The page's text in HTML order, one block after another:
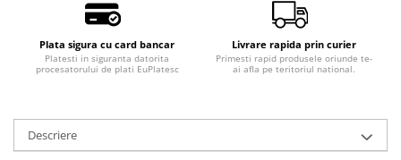
Plata sigura cu card bancar
Platesti in siguranta datorita
procesatorului de plati EuPlatesc
Livrare rapida prin curier
Primesti rapid produsele oriunde te-
ai afla pe teritoriul national.
Descriere